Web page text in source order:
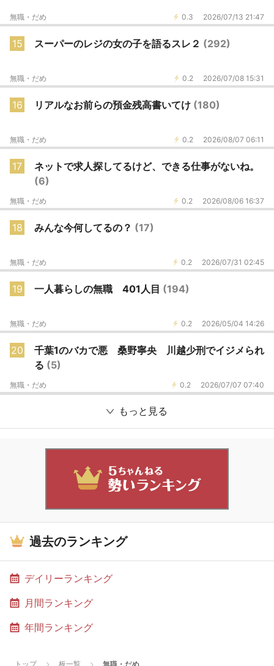
0.3 2026/07/13 21:47
無職・だめ
15 スーパーのレジの女の子を語るスレ２ (292)
0.2 2026/07/08 15:31
無職・だめ
16 リアルなお前らの預金残高書いてけ (180)
0.2 2026/08/07 06:11
無職・だめ
17
ネットで求人探してるけど、できる仕事がないね。
(6)
0.2 2026/08/06 16:37
無職・だめ
18 みんな今何してるの？ (17)
0.2 2026/07/31 02:45
無職・だめ
19 一人暮らしの無職 401人目 (194)
0.2 2026/05/04 14:26
無職・だめ
20
千葉1のバカで悪 桑野寧央 川越少刑でイジメられ
る (5)
0.2 2026/07/07 07:40
無職・だめ
もっと見る
過去のランキング
デイリーランキング
月間ランキング
年間ランキング
トップ 板一覧 無職・だめ